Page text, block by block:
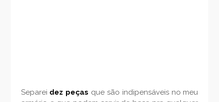
Separei dez peças que são indipensáveis no meu